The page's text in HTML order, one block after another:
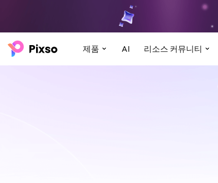
제품 AI 리소스 커뮤니티